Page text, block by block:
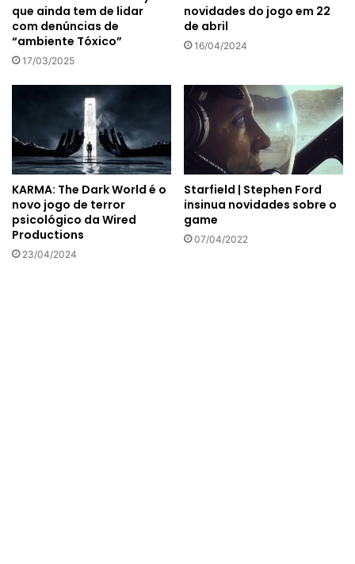
que ainda tem de lidar
com denúncias de
“ambiente Tóxico”
17/03/2025
novidades do jogo em 22
de abril
16/04/2024
KARMA: The Dark World é o
novo jogo de terror
psicológico da Wired
Productions
23/04/2024
Starfield | Stephen Ford
insinua novidades sobre o
game
07/04/2022